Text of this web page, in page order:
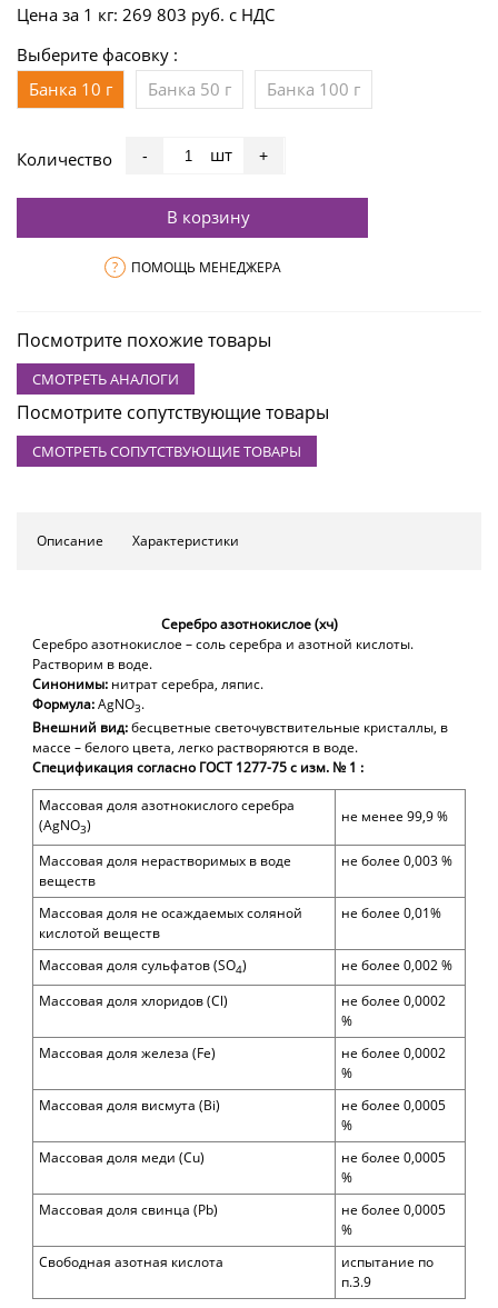
Цена за 1 кг: 269 803 руб. с НДС
Выберите фасовку :
Банка 10 г
Банка 50 г Банка 100 г
Количество - шт +
В корзину
? ПОМОЩЬ МЕНЕДЖЕРА
Посмотрите похожие товары
СМОТРЕТЬ АНАЛОГИ
Посмотрите сопутствующие товары
СМОТРЕТЬ СОПУТСТВУЮЩИЕ ТОВАРЫ
Описание Характеристики
Серебро азотнокислое (хч)
Серебро азотнокислое – соль серебра и азотной кислоты.
Растворим в воде.
Синонимы: нитрат серебра, ляпис.
Формула:AgNO3.
Внешний вид:бесцветные светочувствительные кристаллы, в
массе – белого цвета, легко растворяются в воде.
Спецификация согласно ГОСТ 1277-75 с изм. № 1 :
Массовая доля азотнокислого серебра
(AgNO3) не менее 99,9 %
Массовая доля нерастворимых в воде
веществ
не более 0,003 %
Массовая доля не осаждаемых соляной
кислотой веществ
не более 0,01%
Массовая доля сульфатов (SO4)
не более 0,002 %
Массовая доля хлоридов (Cl)
не более 0,0002
%
Массовая доля железа (Fe)
не более 0,0002
%
Массовая доля висмута (Bi)
не более 0,0005
%
Массовая доля меди (Cu)
не более 0,0005
%
Массовая доля свинца (Pb)
не более 0,0005
%
Свободная азотная кислота
испытание по
п.3.9